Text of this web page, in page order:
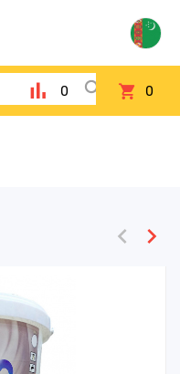
0 0